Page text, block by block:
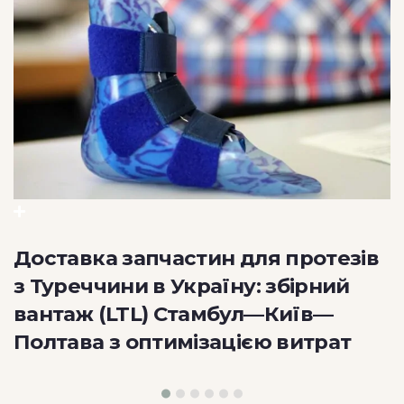
Збірне рефрижераторне
перевезення (LTL) з Польщі
Києва: кейс доставки
сиру